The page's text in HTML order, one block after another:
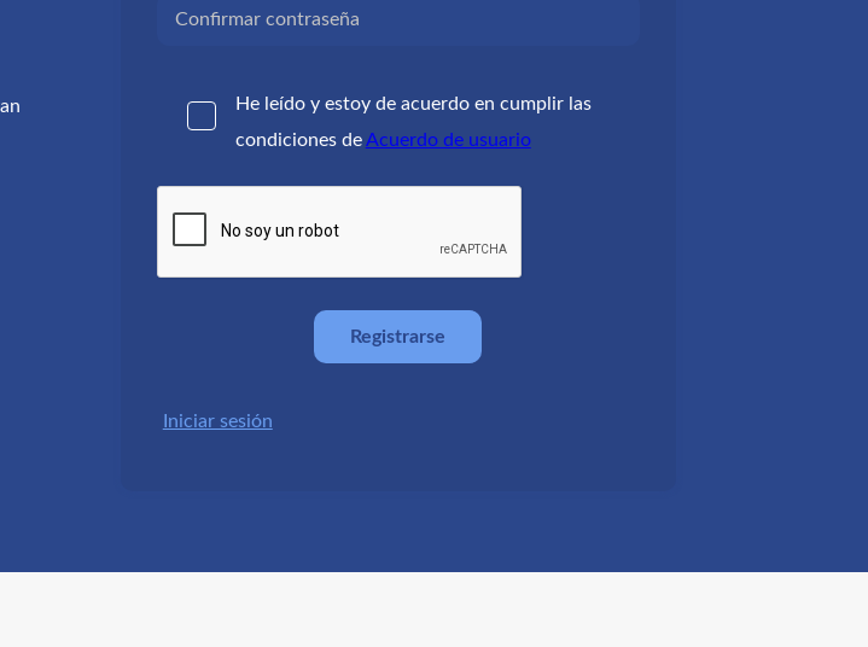
He leído y estoy de acuerdo en cumplir las
condiciones deAcuerdo de usuario
Iniciar sesión